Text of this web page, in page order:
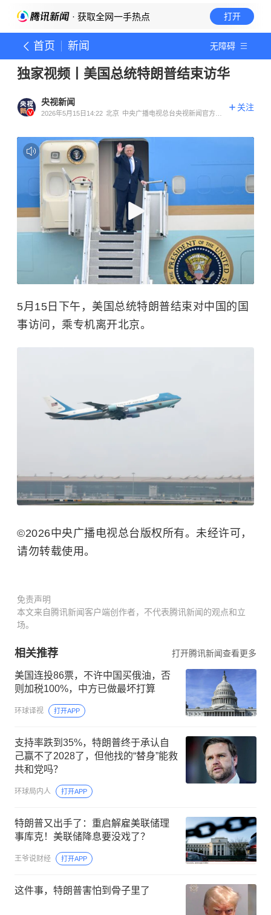
· 获取全网一手热点 打开
首页 新闻 无障碍
独家视频丨美国总统特朗普结束访华
央视新闻
2026年5月15日14:22 北京 中央广播电视总台央视新闻官方账
关注
5月15日下午，美国总统特朗普结束对中国的国
事访问，乘专机离开北京。
©2026中央广播电视总台版权所有。未经许可，
请勿转载使用。
免责声明
本文来自腾讯新闻客户端创作者，不代表腾讯新闻的观点和立
场。
相关推荐 打开腾讯新闻查看更多
美国连投86票，不许中国买俄油，否
则加税100%，中方已做最坏打算
环球译视 打开APP
支持率跌到35%，特朗普终于承认自
己赢不了2028了，但他找的“替身”能救
共和党吗？
环球局内人 打开APP
特朗普又出手了：重启解雇美联储理
事库克！美联储降息要没戏了？
王爷说财经 打开APP
这件事，特朗普害怕到骨子里了